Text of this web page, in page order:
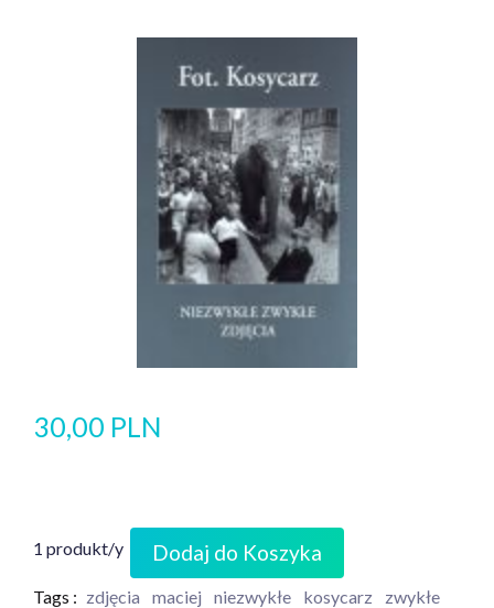
30,00 PLN
1 produkt/y Dodaj do Koszyka
Tags : zdjęcia maciej niezwykłe kosycarz zwykłe